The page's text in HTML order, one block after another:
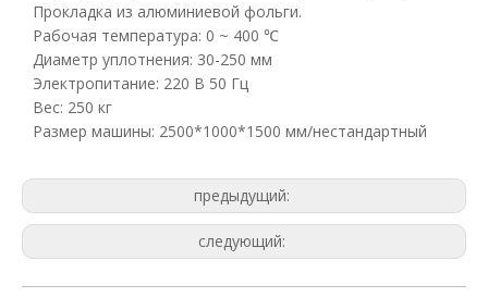
Прокладка из алюминиевой фольги.
Рабочая температура: 0 ~ 400 ℃
Диаметр уплотнения: 30-250 мм
Электропитание: 220 В 50 Гц
Вес: 250 кг
Размер машины: 2500*1000*1500 мм/нестандартный
предыдущий:
следующий: